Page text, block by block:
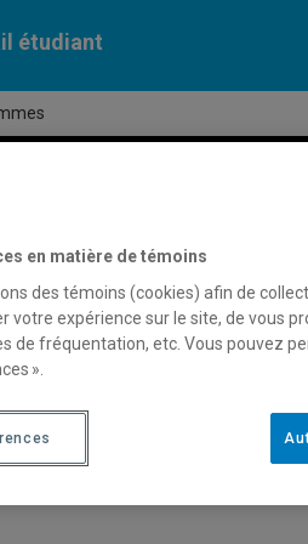
étudiant
et orientation
sur les programmes
plus sur les
en matière de témoins
des témoins (cookies) afin de
votre expérience sur le site, de vous
de fréquentation, etc. Vous pouvez
».